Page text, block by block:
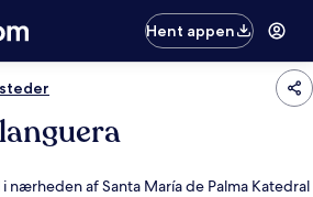
Hent appen
nærheden af Santa María de Palma Katedral